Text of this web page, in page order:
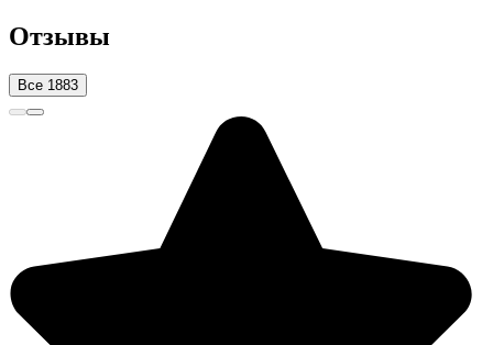
Отзывы
Все 1883